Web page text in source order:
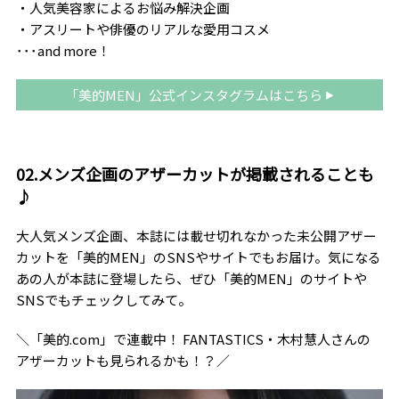
・人気美容家によるお悩み解決企画
・アスリートや俳優のリアルな愛用コスメ
･･･and more！
「美的MEN」公式インスタグラムはこちら
02.メンズ企画のアザーカットが掲載されることも
♪
大人気メンズ企画、本誌には載せ切れなかった未公開アザー
カットを「美的MEN」のSNSやサイトでもお届け。気になる
あの人が本誌に登場したら、ぜひ「美的MEN」のサイトや
SNSでもチェックしてみて。
＼「美的.com」で連載中！ FANTASTICS・木村慧人さんの
アザーカットも見られるかも！？／